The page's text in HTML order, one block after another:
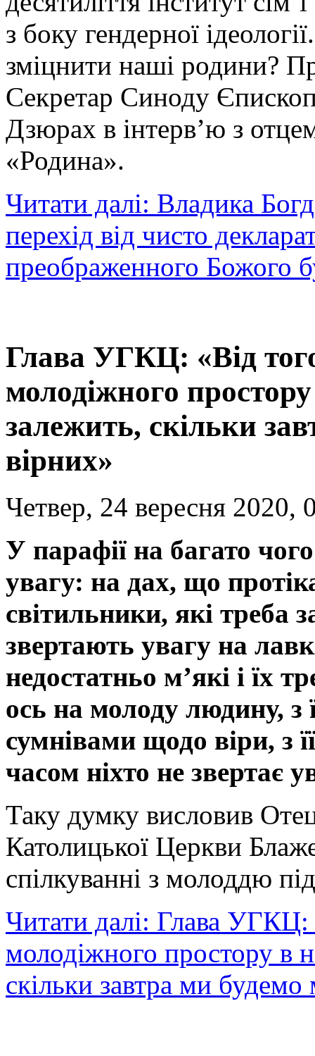
з боку гендерної
зміцнити наші родини?
Секретар Синоду
Дзюрах в інтерв’ю з
«Родина».
Читати далі: Владика
перехід від чисто
преображенного Божого
Глава УГКЦ: «Від
молодіжного
залежить, скільки
вірних»
Четвер, 24 вересня 2020,
У парафії на багато
увагу: на дах, що
світильники, які треба
звертають увагу на
недостатньо м’які і їх
ось на молоду людину,
сумнівами щодо віри, з
часом ніхто не звертає
Таку думку висловив
Католицької Церкви
спілкуванні з молоддю
Читати далі: Глава УГКЦ:
молодіжного простору в
скільки завтра ми будемо